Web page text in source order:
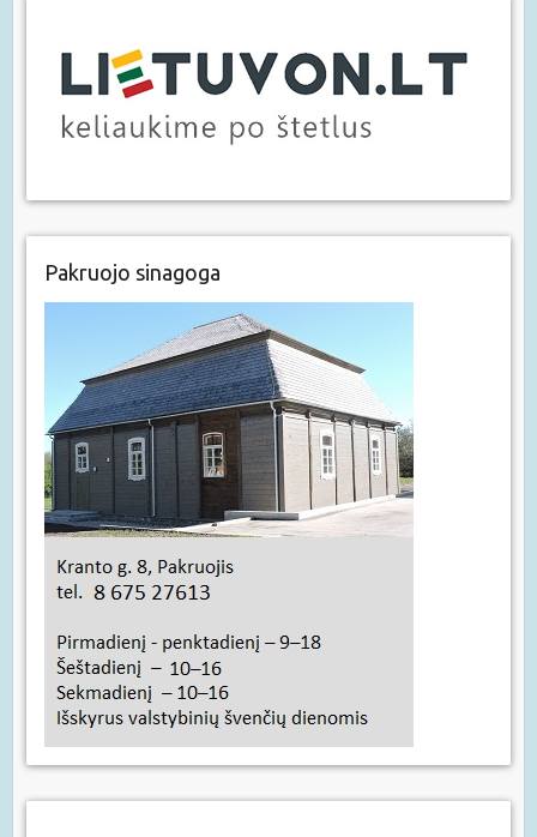
Pakruojo sinagoga